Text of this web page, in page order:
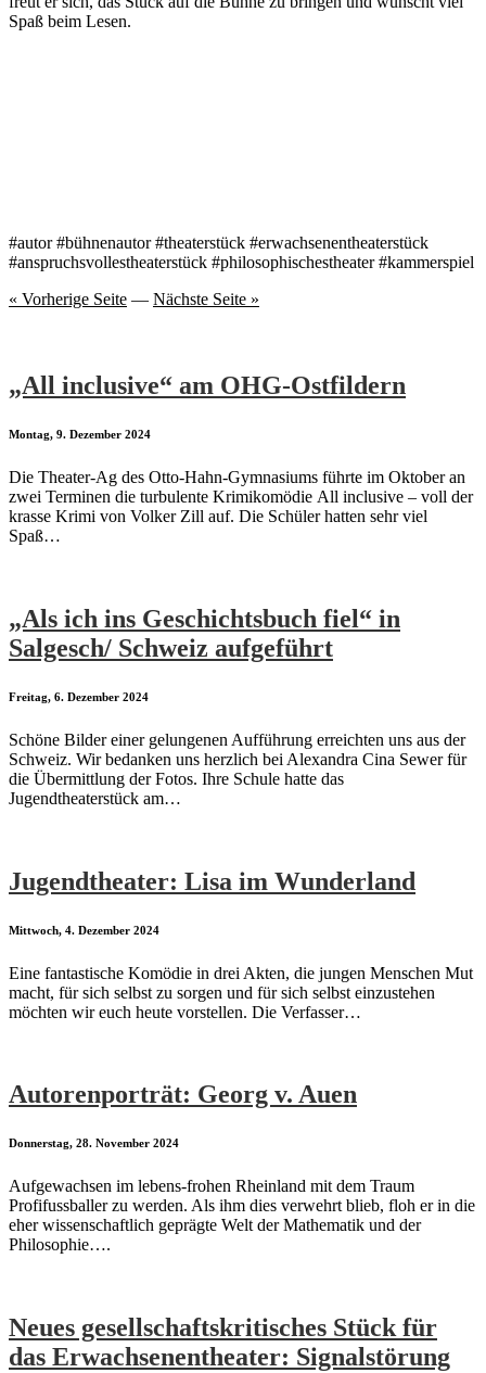
Spaß beim Lesen.
#autor #bühnenautor #theaterstück #erwachsenentheaterstück
#anspruchsvollestheaterstück #philosophischestheater #kammerspiel
« Vorherige Seite — Nächste Seite »
„All inclusive“ am OHG-Ostfildern
Montag, 9. Dezember 2024
Die Theater-Ag des Otto-Hahn-Gymnasiums führte im Oktober an
zwei Terminen die turbulente Krimikomödie All inclusive – voll der
krasse Krimi von Volker Zill auf. Die Schüler hatten sehr viel
Spaß…
„Als ich ins Geschichtsbuch fiel“ in
Salgesch/ Schweiz aufgeführt
Freitag, 6. Dezember 2024
Schöne Bilder einer gelungenen Aufführung erreichten uns aus der
Schweiz. Wir bedanken uns herzlich bei Alexandra Cina Sewer für
die Übermittlung der Fotos. Ihre Schule hatte das
Jugendtheaterstück am…
Jugendtheater: Lisa im Wunderland
Mittwoch, 4. Dezember 2024
Eine fantastische Komödie in drei Akten, die jungen Menschen Mut
macht, für sich selbst zu sorgen und für sich selbst einzustehen
möchten wir euch heute vorstellen. Die Verfasser…
Autorenporträt: Georg v. Auen
Donnerstag, 28. November 2024
Aufgewachsen im lebens-frohen Rheinland mit dem Traum
Profifussballer zu werden. Als ihm dies verwehrt blieb, floh er in die
eher wissenschaftlich geprägte Welt der Mathematik und der
Philosophie….
Neues gesellschaftskritisches Stück für
das Erwachsenentheater: Signalstörung